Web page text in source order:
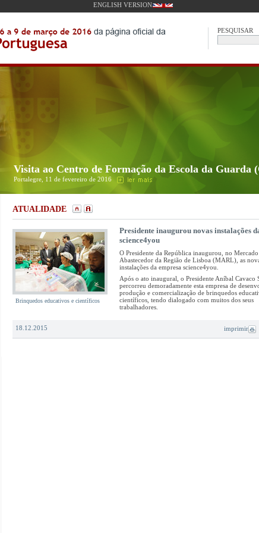
ENGLISH VERSION
PESQUISAR
Visita ao Centro de Formação da Escola da Guarda
Portalegre, 11 de fevereiro de 2016
ATUALIDADE
Brinquedos educativos e científicos
Presidente inaugurou novas instalações
science4you
O Presidente da República inaugurou, no Mercado
Abastecedor da Região de Lisboa (MARL), as
instalações da empresa science4you.
Após o ato inaugural, o Presidente Aníbal Cavaco
percorreu demoradamente esta empresa de
produção e comercialização de brinquedos
científicos, tendo dialogado com muitos dos seus
trabalhadores.
18.12.2015 imprimir